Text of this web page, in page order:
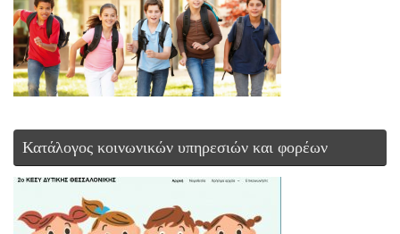
Κατάλογος κοινωνικών υπηρεσιών και φορέων